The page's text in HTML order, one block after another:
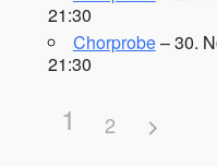
21:30
Chorprobe– 30.
21:30
1 2